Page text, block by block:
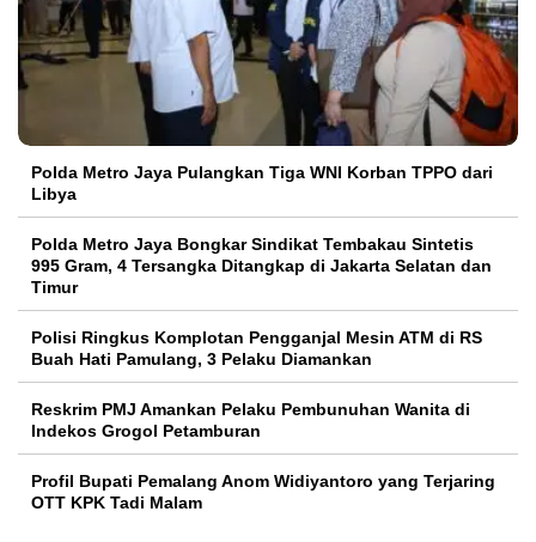
Polda Metro Jaya Pulangkan Tiga WNI Korban TPPO dari
Libya
Polda Metro Jaya Bongkar Sindikat Tembakau Sintetis
995 Gram, 4 Tersangka Ditangkap di Jakarta Selatan dan
Timur
Polisi Ringkus Komplotan Pengganjal Mesin ATM di RS
Buah Hati Pamulang, 3 Pelaku Diamankan
Reskrim PMJ Amankan Pelaku Pembunuhan Wanita di
Indekos Grogol Petamburan
Profil Bupati Pemalang Anom Widiyantoro yang Terjaring
OTT KPK Tadi Malam